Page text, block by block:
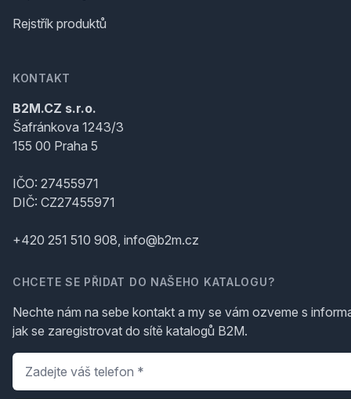
Rejstřík produktů
KONTAKT
B2M.CZ s.r.o.
Šafránkova 1243/3
155 00 Praha 5
IČO: 27455971
DIČ: CZ27455971
+420 251 510 908, info@b2m.cz
CHCETE SE PŘIDAT DO NAŠEHO KATALOGU?
Nechte nám na sebe kontakt a my se vám ozveme s
jak se zaregistrovat do sítě katalogů B2M.
Telefon